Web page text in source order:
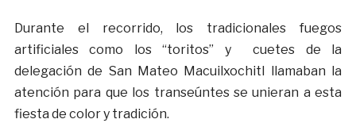
Durante el recorrido, los tradicionales fuegos
artificiales como los “toritos” y cuetes de la
delegación de San Mateo Macuilxochitl llamaban la
atención para que los transeúntes se unieran a esta
fiesta de color y tradición.